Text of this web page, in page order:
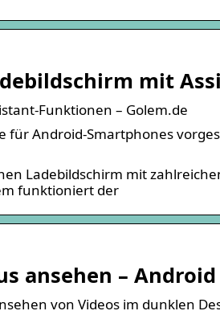
mit
Funktionen – Golem.de
Android-Smartphones
Ladebildschirm mit
funktioniert der
ansehen – Android
von Videos im dunklen